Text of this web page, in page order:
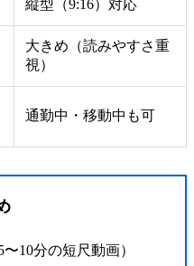
縦型（9:16）対応
大きめ（読みやすさ重
視）
通勤中・移動中も可
10分の短尺動画）